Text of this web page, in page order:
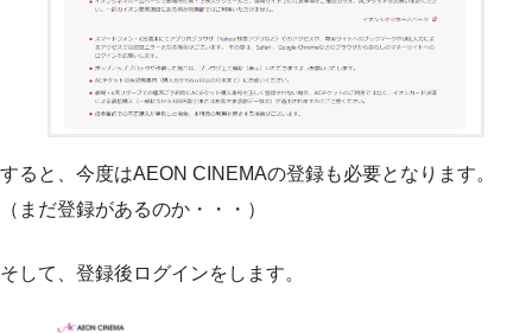
すると、今度はAEON CINEMAの登録も必要となります。
（まだ登録があるのか・・・）
そして、登録後ログインをします。